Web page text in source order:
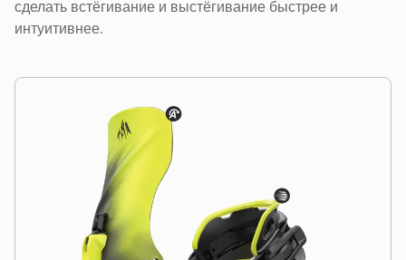
сделать встёгивание и выстёгивание быстрее и
интуитивнее.